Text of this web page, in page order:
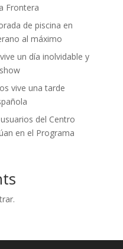
Frontera
de piscina en
al máximo
un día inolvidable y
vive una tarde
del Centro
en el Programa